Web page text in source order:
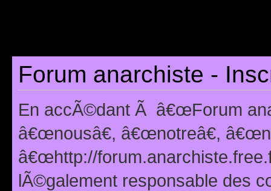
Forum anarchiste -
En accÃ©dant Ã â€œForum
â€œnousâ€, â€œnotreâ€,
â€œhttp://
lÃ©galement responsable des